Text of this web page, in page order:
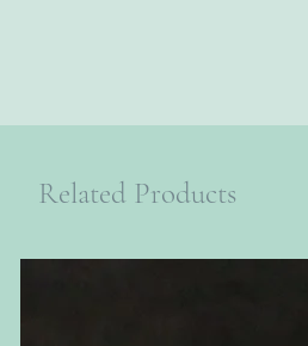
Related Products